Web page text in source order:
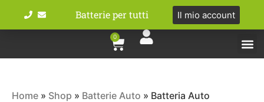
Batterie per tutti Il mio account
0
Home » Shop » Batterie Auto » Batteria Auto